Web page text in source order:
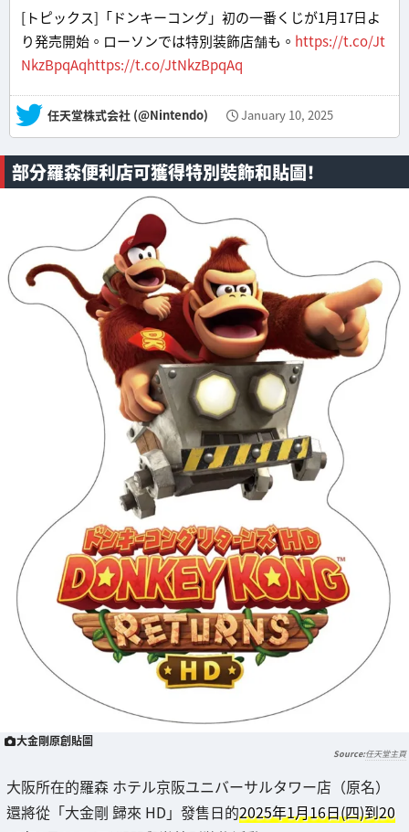
[トピックス]「ドンキーコング」初の一番くじが1月17日よ
り発売開始。ローソンでは特別装飾店舗も。 https://t.co/Jt
NkzBpqAqhttps://t.co/JtNkzBpqAq
— 任天堂株式会社 (@Nintendo) January 10, 2025
部分羅森便利店可獲得特別裝飾和貼圖！
大金剛原創貼圖
任天堂主頁
大阪所在的羅森 ホテル京阪ユニバーサルタワー店（原名）
還將從「大金剛 歸來 HD」發售日的2025年1月16日(四)到20